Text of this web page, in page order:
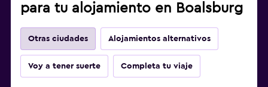
para tu alojamiento en Boalsburg
Otras ciudades Alojamientos alternativos
Voy a tener suerte Completa tu viaje